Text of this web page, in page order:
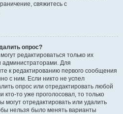
свяжитесь с
опрос?
редактироваться только их
Для
к редактированию первого сообщения
с ним. Если никто не успел
опрос или отредактировать любой
кто-то уже проголосовал, то только
отредактировать или удалить
нельзя было менять варианты